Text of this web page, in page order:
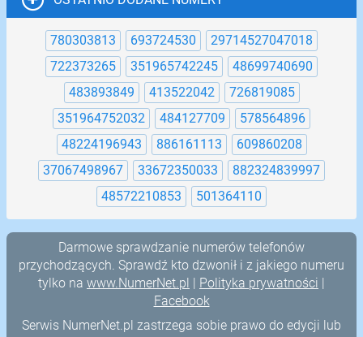
780303813 693724530
29714527047018
722373265
351965742245
48699740690
483893849
413522042
726819085
351964752032
484127709
578564896
48224196943
886161113
609860208
37067498967
33672350033
882324839997
48572210853
501364110
Darmowe sprawdzanie numerów telefonów
przychodzących. Sprawdź kto dzwonił i z jakiego numeru
tylko na www.NumerNet.pl | Polityka prywatności |
Facebook
Serwis NumerNet.pl zastrzega sobie prawo do edycji lub